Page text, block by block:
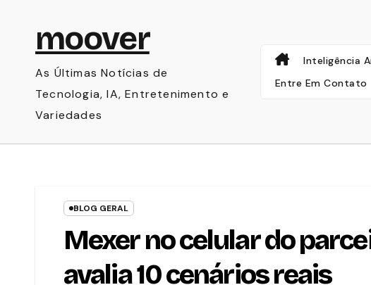
contentmoover
As Últimas Notícias de
Tecnologia, IA, Entretenimento e
Variedades
Inteligência
Entre Em Contato
BLOG GERAL
Mexer no celular do
avalia 10 cenários reais